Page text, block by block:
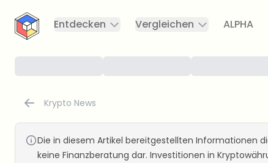
CryptoTicker
Entdecken
Vergleichen ALPHA
Krypto News
Die in diesem Artikel bereitgestellten Informationen
keine Finanzberatung dar. Investitionen in